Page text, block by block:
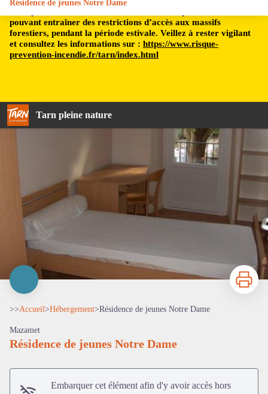
pouvant entraîner des restrictions d’accès aux massifs
forestiers, pendant la période estivale. Veillez à rester vigilant
et consultez les informations sur : https://www.risque-
prevention-incendie.fr/tarn/index.html
Tarn pleine nature
Résidence de jeunes Notre Dame
Imprimer
>>Accueil>Hébergement>Résidence de jeunes Notre Dame
Mazamet
Résidence de jeunes Notre Dame
Embarquer cet élément afin d'y avoir accès hors